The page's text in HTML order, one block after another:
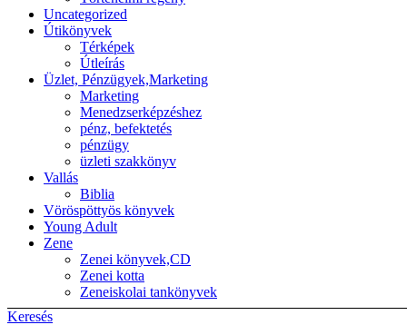
Keresés
Uncategorized
Útikönyvek
Térképek
Útleírás
Üzlet, Pénzügyek,Marketing
Marketing
Menedzserképzéshez
pénz, befektetés
pénzügy
üzleti szakkönyv
Vallás
Biblia
Vöröspöttyös könyvek
Young Adult
Zene
Zenei könyvek,CD
Zenei kotta
Zeneiskolai tankönyvek